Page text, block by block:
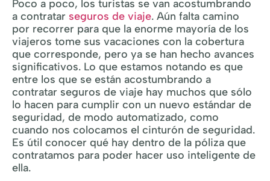
Poco a poco, los turistas se van acostumbrando
a contratar seguros de viaje. Aún falta camino
por recorrer para que la enorme mayoría de los
viajeros tome sus vacaciones con la cobertura
que corresponde, pero ya se han hecho avances
significativos. Lo que estamos notando es que
entre los que se están acostumbrando a
contratar seguros de viaje hay muchos que sólo
lo hacen para cumplir con un nuevo estándar de
seguridad, de modo automatizado, como
cuando nos colocamos el cinturón de seguridad.
Es útil conocer qué hay dentro de la póliza que
contratamos para poder hacer uso inteligente de
ella.